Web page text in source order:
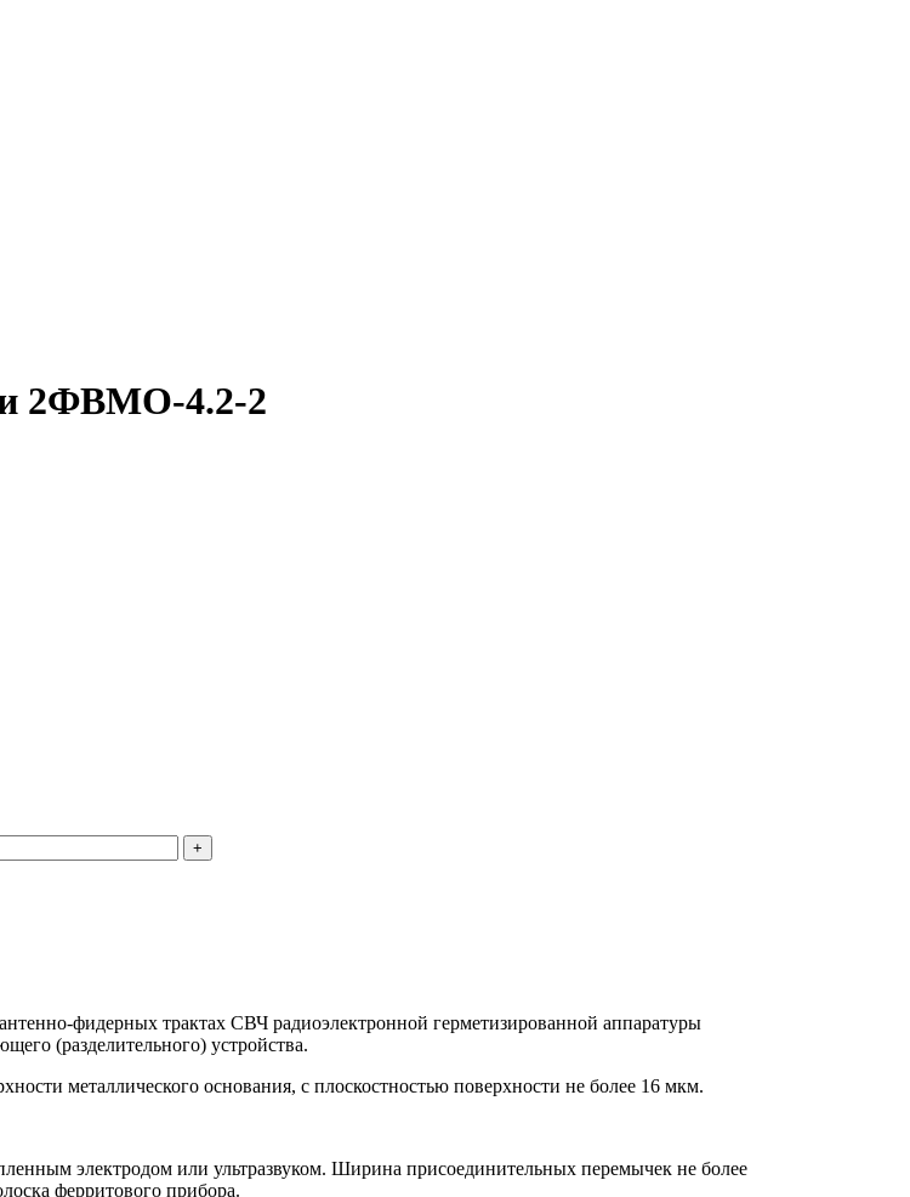
2ФВМO-4.2-2
фидерных трактах СВЧ радиоэлектронной герметизированной аппаратуры
(разделительного) устройства.
металлического основания, с плоскостностью поверхности не более 16 мкм.
электродом или ультразвуком. Ширина присоединительных перемычек не более
ферритового прибора.